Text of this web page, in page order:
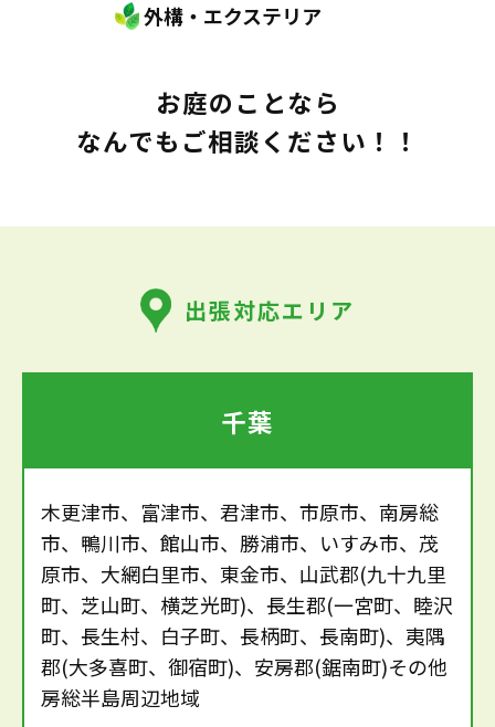
外構・エクステリア
お庭のことなら
なんでもご相談ください！！
出張対応エリア
千葉
木更津市、富津市、君津市、市原市、南房総
市、鴨川市、館山市、勝浦市、いすみ市、茂
原市、大網白里市、東金市、山武郡(九十九里
町、芝山町、横芝光町)、長生郡(一宮町、睦沢
町、長生村、白子町、長柄町、長南町)、夷隅
郡(大多喜町、御宿町)、安房郡(鋸南町)その他
房総半島周辺地域